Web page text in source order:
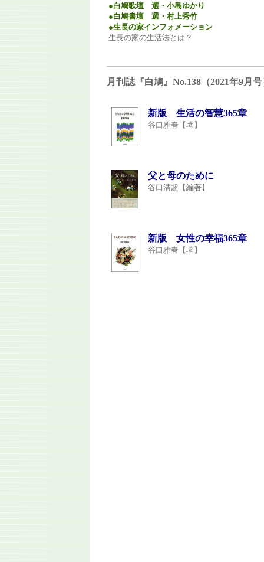
●白鳩歌壇 選・小島ゆかり
●白鳩書壇 選・村上秀竹
●生長の家インフォメーション
生長の家の生活法とは？
月刊誌『白鳩』No.138（2021年9月
新版 生活の智慧365章
谷口雅春【著】
父と母のために
谷口清超【編著】
新版 女性の幸福365章
谷口雅春【著】